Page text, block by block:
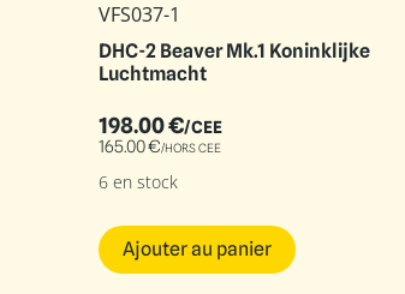
VFS037-1
DHC-2 Beaver Mk.1 Koninklijke
Luchtmacht
198.00€/CEE
165.00€/HORS CEE
6 en stock
Ajouter au panier